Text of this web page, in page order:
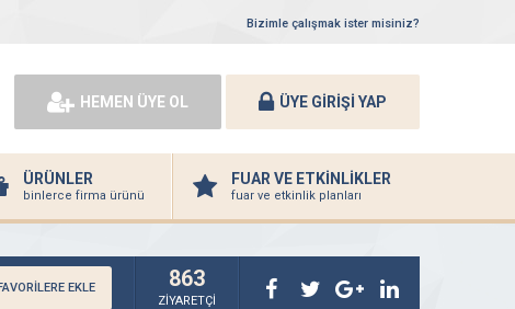
Bizimle çalışmak ister misiniz?
HEMEN ÜYE OL ÜYE GİRİŞİ YAP
ÜRÜNLER
binlerce firma ürünü
FUAR VE ETKİNLİKLER
fuar ve etkinlik planları
EKLE 863
ZİYARETÇİ